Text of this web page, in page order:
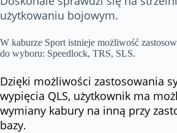
użytkowaniu bojowym.
W kaburze Sport istnieje możliwość
do wyboru: Speedlock, TRS, SLS.
Dzięki możliwości zastosowania
wypięcia QLS, użytkownik ma
wymiany kabury na inną przy
bazy.